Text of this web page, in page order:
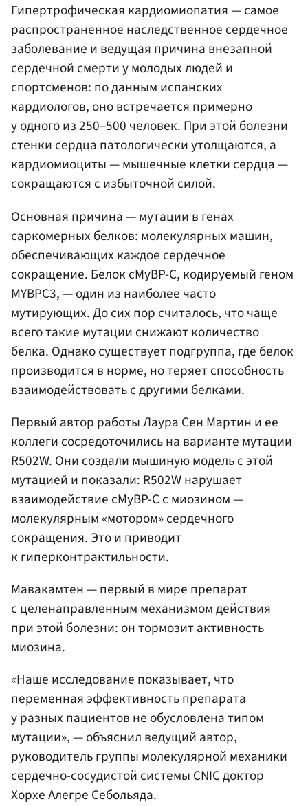
Гипертрофическая кардиомиопатия — самое
распространенное наследственное сердечное
заболевание и ведущая причина внезапной
сердечной смерти у молодых людей и
спортсменов: по данным испанских
кардиологов, оно встречается примерно
у одного из 250–500 человек. При этой болезни
стенки сердца патологически утолщаются, а
кардиомиоциты — мышечные клетки сердца —
сокращаются с избыточной силой.
Основная причина — мутации в генах
саркомерных белков: молекулярных машин,
обеспечивающих каждое сердечное
сокращение. Белок cMyBP-C, кодируемый геном
MYBPC3, — один из наиболее часто
мутирующих. До сих пор считалось, что чаще
всего такие мутации снижают количество
белка. Однако существует подгруппа, где белок
производится в норме, но теряет способность
взаимодействовать с другими белками.
Первый автор работы Лаура Сен Мартин и ее
коллеги сосредоточились на варианте мутации
R502W. Они создали мышиную модель с этой
мутацией и показали: R502W нарушает
взаимодействие cMyBP-C с миозином —
молекулярным «мотором» сердечного
сокращения. Это и приводит
к гиперконтрактильности.
Мавакамтен — первый в мире препарат
с целенаправленным механизмом действия
при этой болезни: он тормозит активность
миозина.
«Наше исследование показывает, что
переменная эффективность препарата
у разных пациентов не обусловлена типом
мутации», — объяснил ведущий автор,
руководитель группы молекулярной механики
сердечно-сосудистой системы CNIC доктор
Хорхе Алегре Себольяда.